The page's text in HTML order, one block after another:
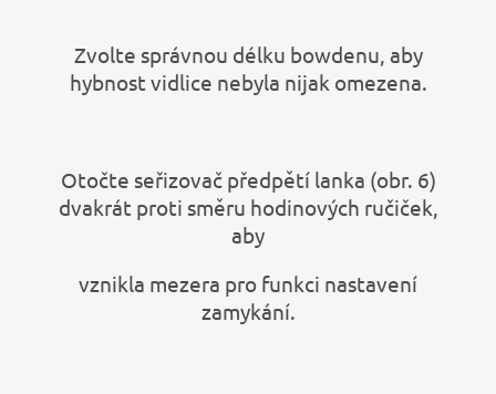
Zvolte správnou délku bowdenu, aby
hybnost vidlice nebyla nijak omezena.
Otočte seřizovač předpětí lanka (obr. 6)
dvakrát proti směru hodinových ručiček,
aby
vznikla mezera pro funkci nastavení
zamykání.